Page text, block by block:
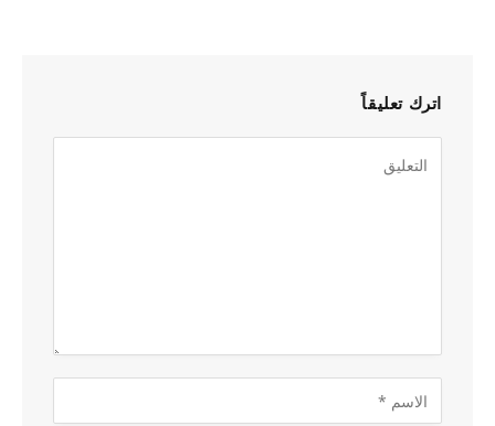
اترك تعليقاً